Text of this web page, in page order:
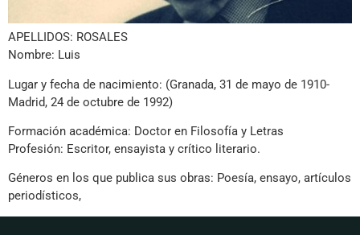
APELLIDOS: ROSALES
Nombre: Luis
Lugar y fecha de nacimiento: (Granada, 31 de mayo de 1910-
Madrid, 24 de octubre de 1992)
Formación académica: Doctor en Filosofía y Letras
Profesión: Escritor, ensayista y crítico literario.
Géneros en los que publica sus obras: Poesía, ensayo, artículos
periodísticos,